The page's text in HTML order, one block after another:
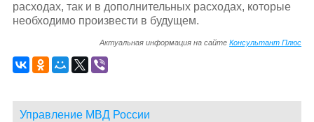
расходах, так и в дополнительных расходах, которые
необходимо произвести в будущем.
Актуальная информация на сайтеКонсультант Плюс
Управление МВД России